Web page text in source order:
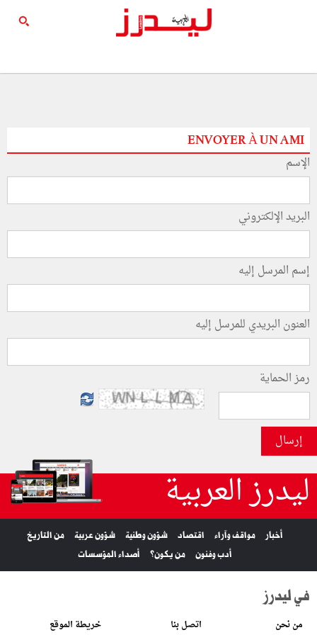
ENVOYER À UN AMI
الإسم
البريد الإلكتروني
إسم المرسل إليه
العنون البريدي للمرسل إليه
رمز الحماية
إرسال
ليدرز العربية
أخبار مواقف وآراء اقتصاد شؤون وطنية شؤون عربية
من التاريخ
أدب وفنون
من يكون؟ أصداء المؤسسات
في ليدرز
من نحن اتصل بنا خريطة الموقع